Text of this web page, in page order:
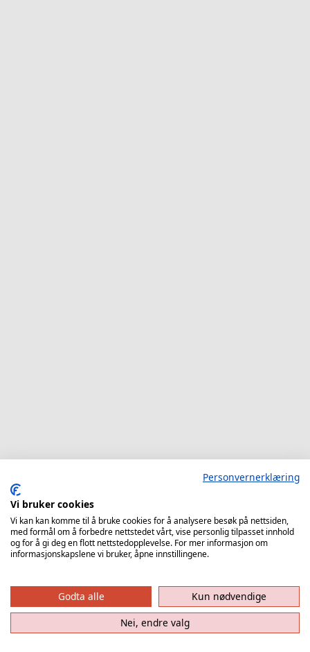
Personvernerklæring
Vi bruker cookies
Vi kan kan komme til å bruke cookies for å analysere besøk på nettsiden,
med formål om å forbedre nettstedet vårt, vise personlig tilpasset innhold
og for å gi deg en flott nettstedopplevelse. For mer informasjon om
informasjonskapslene vi bruker, åpne innstillingene.
Godta alle
Kun nødvendige
Nei, endre valg